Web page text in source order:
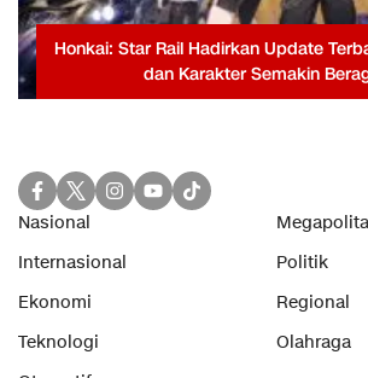
Honkai: Star Rail Hadirkan Update
dan Karakter Semakin
Nasional
Internasional
Politik
Ekonomi
Regional
Teknologi
Olahraga